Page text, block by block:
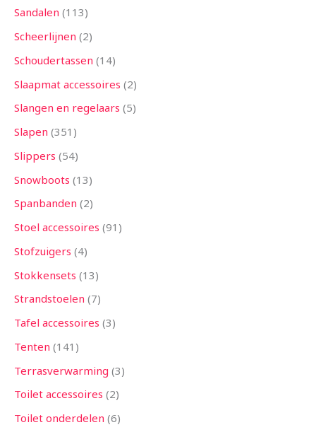
Sandalen 113
Scheerlijnen 2
Schoudertassen 14
Slaapmat accessoires 2
Slangen en regelaars 5
Slapen 351
Slippers 54
Snowboots 13
Spanbanden 2
Stoel accessoires 91
Stofzuigers 4
Stokkensets 13
Strandstoelen 7
Tafel accessoires 3
Tenten 141
Terrasverwarming 3
Toilet accessoires 2
Toilet onderdelen 6